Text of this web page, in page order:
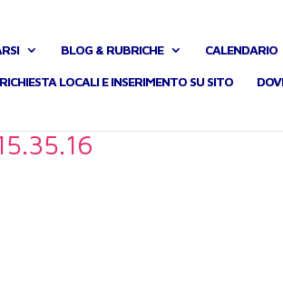
BLOG & RUBRICHE CALENDARIO
RICHIESTA LOCALI E INSERIMENTO SU SITO